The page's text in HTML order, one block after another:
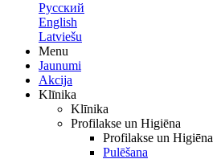
Русский
English
Latviešu
Menu
Jaunumi
Akcija
Klīnika
Klīnika
Profilakse un Higiēna
Profilakse un Higiēna
Pulēšana